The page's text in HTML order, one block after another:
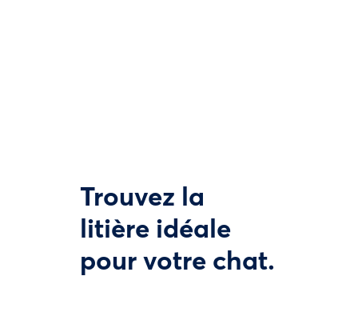
Trouvez la
litière idéale
pour votre chat.